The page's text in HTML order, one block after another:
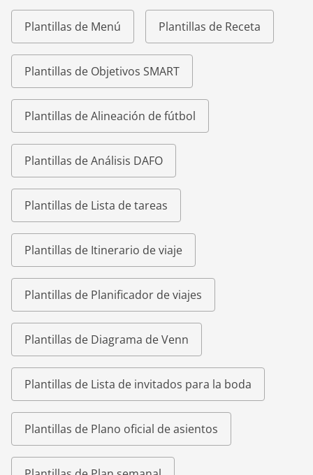
Plantillas de Menú Plantillas de Receta
Plantillas de Objetivos SMART
Plantillas de Alineación de fútbol
Plantillas de Análisis DAFO
Plantillas de Lista de tareas
Plantillas de Itinerario de viaje
Plantillas de Planificador de viajes
Plantillas de Diagrama de Venn
Plantillas de Lista de invitados para la boda
Plantillas de Plano oficial de asientos